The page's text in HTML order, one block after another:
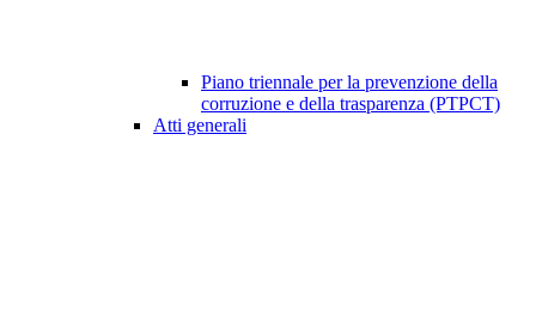
Piano triennale per la prevenzione della
corruzione e della trasparenza (PTPCT)
Atti generali